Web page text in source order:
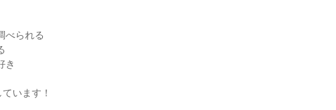
べられる
き
います！